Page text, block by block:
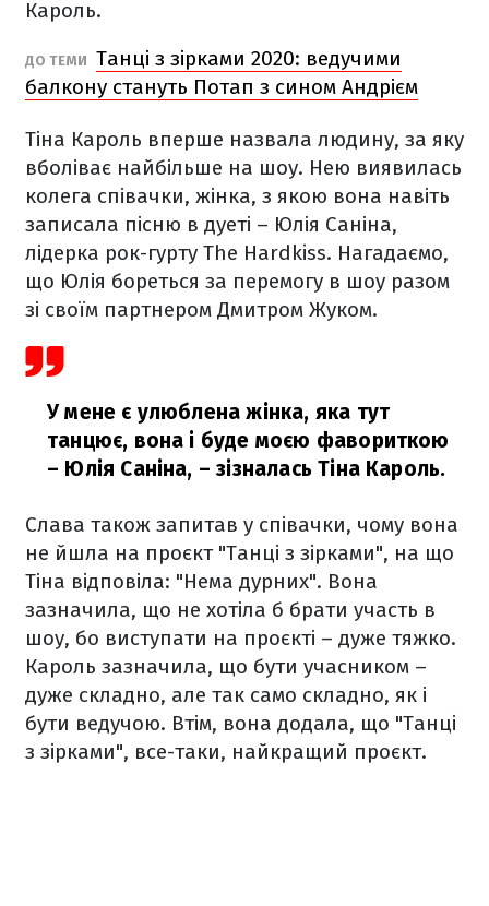
Кароль.
ДО ТЕМИ Танці з зірками 2020: ведучими
балкону стануть Потап з сином Андрієм
Тіна Кароль вперше назвала людину, за яку
вболіває найбільше на шоу. Нею виявилась
колега співачки, жінка, з якою вона навіть
записала пісню в дуеті – Юлія Саніна,
лідерка рок-гурту The Hardkiss. Нагадаємо,
що Юлія бореться за перемогу в шоу разом
зі своїм партнером Дмитром Жуком.
У мене є улюблена жінка, яка тут
танцює, вона і буде моєю фавориткою
– Юлія Саніна, – зізналась Тіна Кароль.
Слава також запитав у співачки, чому вона
не йшла на проєкт "Танці з зірками", на що
Тіна відповіла: "Нема дурних". Вона
зазначила, що не хотіла б брати участь в
шоу, бо виступати на проєкті – дуже тяжко.
Кароль зазначила, що бути учасником –
дуже складно, але так само складно, як і
бути ведучою. Втім, вона додала, що "Танці
з зірками", все-таки, найкращий проєкт.